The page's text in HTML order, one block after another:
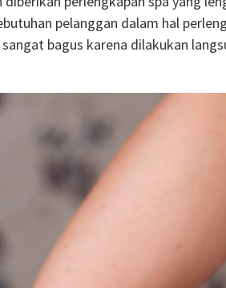
pelanggan dalam hal
bagus karena dilakukan